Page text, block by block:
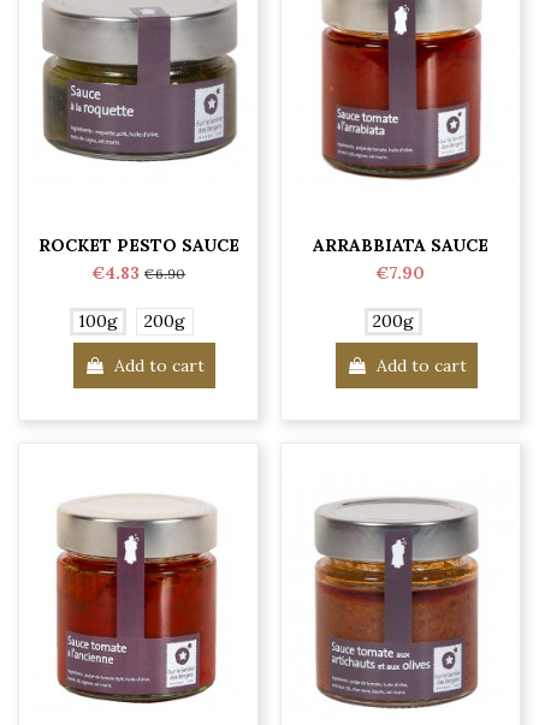
ROCKET PESTO SAUCE
€4.83 €6.90
100g 200g
Add to cart
ARRABBIATA SAUCE
€7.90
200g
Add to cart